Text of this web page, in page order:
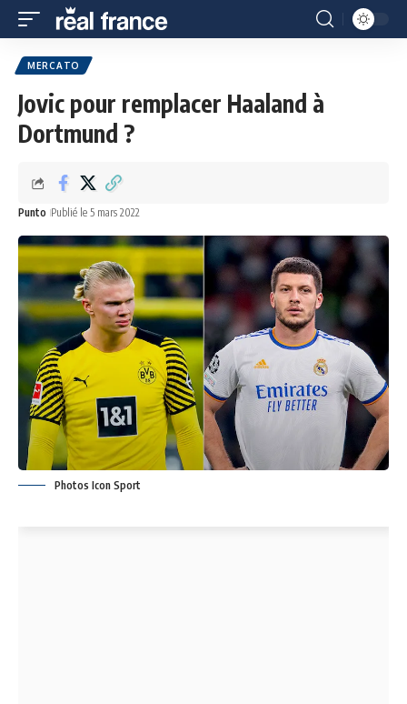
MERCATO
Jovic pour remplacer Haaland à
Dortmund ?
Punto Publié le 5 mars 2022
Photos Icon Sport